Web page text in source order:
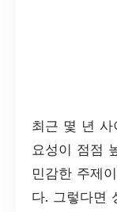
최근 몇 년 사
요성이 점점
민감한 주제
다. 그렇다면